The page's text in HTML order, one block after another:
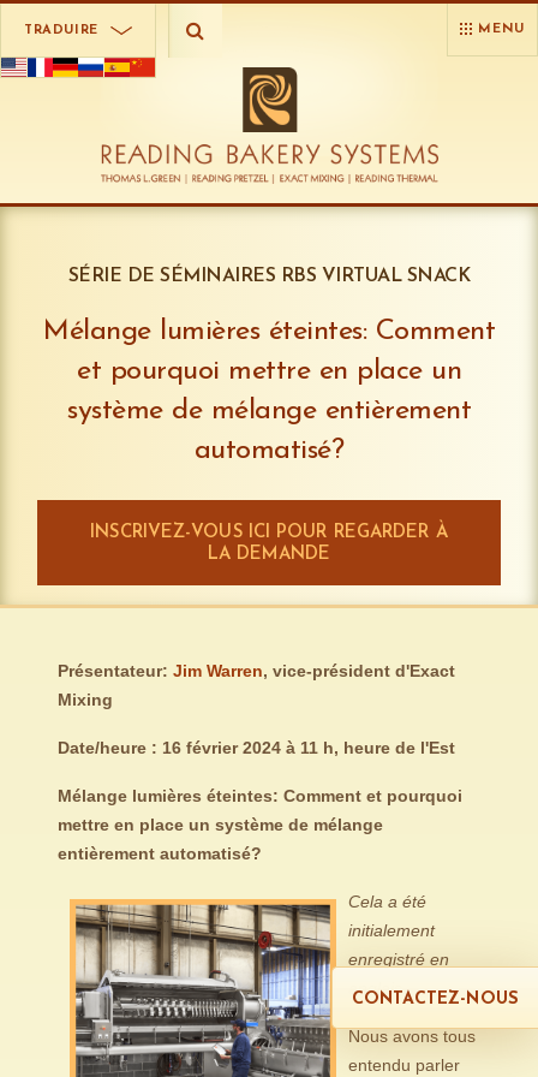
TRADUIRE MENU
SÉRIE DE SÉMINAIRES RBS VIRTUAL SNACK
Mélange lumières éteintes: Comment
et pourquoi mettre en place un
système de mélange entièrement
automatisé?
INSCRIVEZ-VOUS ICI POUR REGARDER À
LA DEMANDE
Présentateur: Jim Warren, vice-président d'Exact
Mixing
Date/heure : 16 février 2024 à 11 h, heure de l'Est
Mélange lumières éteintes: Comment et pourquoi
mettre en place un système de mélange
entièrement automatisé?
Cela a été
initialement
enregistré en
anglais.
Nous avons tous
entendu parler
CONTACTEZ-NOUS